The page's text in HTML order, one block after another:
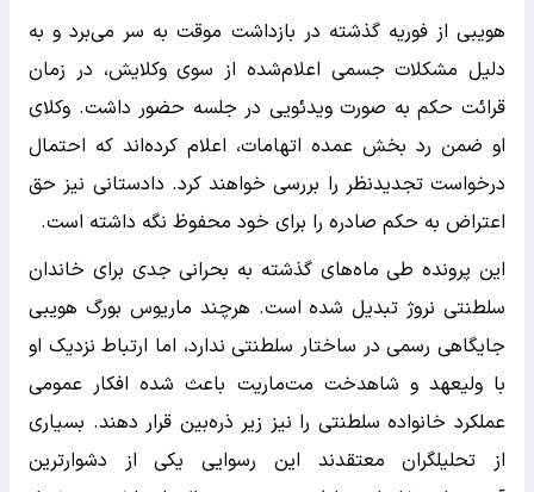
هویبی از فوریه گذشته در بازداشت موقت به سر می‌برد و به
دلیل مشکلات جسمی اعلام‌شده از سوی وکلایش، در زمان
قرائت حکم به صورت ویدئویی در جلسه حضور داشت. وکلای
او ضمن رد بخش عمده اتهامات، اعلام کرده‌اند که احتمال
درخواست تجدیدنظر را بررسی خواهند کرد. دادستانی نیز حق
اعتراض به حکم صادره را برای خود محفوظ نگه داشته است.
این پرونده طی ماه‌های گذشته به بحرانی جدی برای خاندان
سلطنتی نروژ تبدیل شده است. هرچند ماریوس بورگ هویبی
جایگاهی رسمی در ساختار سلطنتی ندارد، اما ارتباط نزدیک او
با ولیعهد و شاهدخت مت‌ماریت باعث شده افکار عمومی
عملکرد خانواده سلطنتی را نیز زیر ذره‌بین قرار دهند. بسیاری
از تحلیلگران معتقدند این رسوایی یکی از دشوارترین